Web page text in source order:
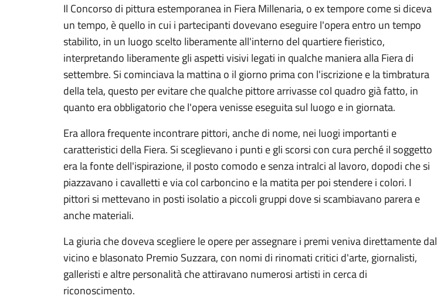
Il Concorso di pittura estemporanea in Fiera Millenaria, o ex tempore come si diceva
un tempo, è quello in cui i partecipanti dovevano eseguire l'opera entro un tempo
stabilito, in un luogo scelto liberamente all'interno del quartiere fieristico,
interpretando liberamente gli aspetti visivi legati in qualche maniera alla Fiera di
settembre. Si cominciava la mattina o il giorno prima con l'iscrizione e la timbratura
della tela, questo per evitare che qualche pittore arrivasse col quadro già fatto, in
quanto era obbligatorio che l'opera venisse eseguita sul luogo e in giornata.
Era allora frequente incontrare pittori, anche di nome, nei luogi importanti e
caratteristici della Fiera. Si sceglievano i punti e gli scorsi con cura perché il soggetto
era la fonte dell'ispirazione, il posto comodo e senza intralci al lavoro, dopodi che si
piazzavano i cavalletti e via col carboncino e la matita per poi stendere i colori. I
pittori si mettevano in posti isolatio a piccoli gruppi dove si scambiavano parera e
anche materiali.
La giuria che doveva scegliere le opere per assegnare i premi veniva direttamente dal
vicino e blasonato Premio Suzzara, con nomi di rinomati critici d'arte, giornalisti,
galleristi e altre personalità che attiravano numerosi artisti in cerca di
riconoscimento.